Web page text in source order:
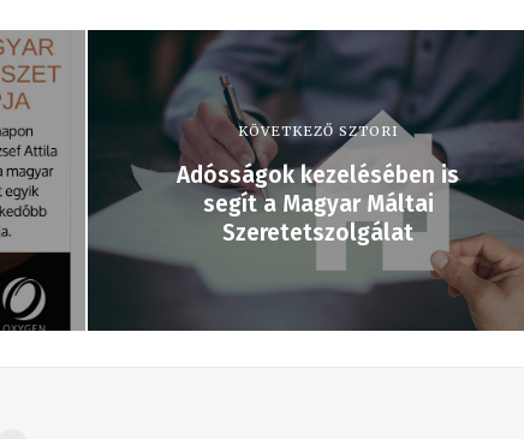
KÖVETKEZŐ SZTORI
Adósságok kezelésében is
segít a Magyar Máltai
Szeretetszolgálat